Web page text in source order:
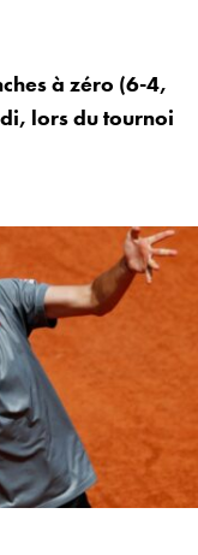
à zéro (6-4,
lors du tournoi